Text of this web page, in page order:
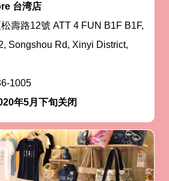
台湾店
壽路12號 ATT 4 FUN B1F B1F,
Songshou Rd, Xinyi District,
1005
年5月下旬关闭